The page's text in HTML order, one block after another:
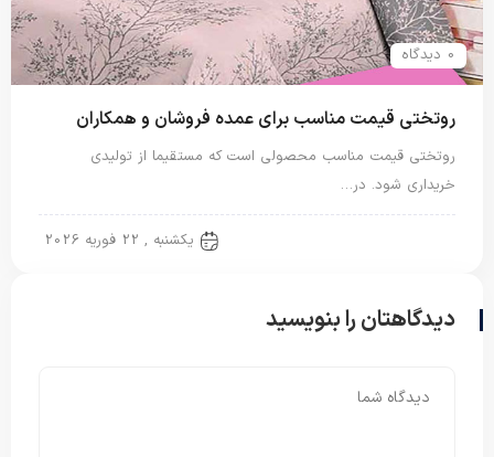
0 دیدگاه
روتختی قیمت مناسب برای عمده فروشان و همکاران
روتختی قیمت مناسب محصولی است که مستقیما از تولیدی
خریداری شود. در…
یکشنبه , 22 فوریه 2026
دیدگاهتان را بنویسید